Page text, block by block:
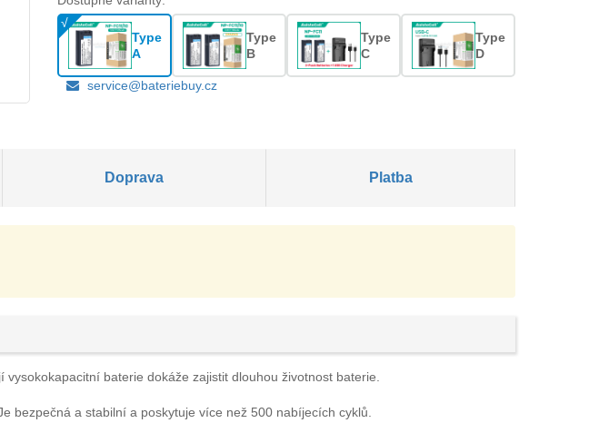
Type
A
Type
B
Type
C
Type
D
service@bateriebuy.cz
Doprava Platba
baterie dokáže zajistit dlouhou životnost baterie.
bezpečná a stabilní a poskytuje více než 500 nabíjecích cyklů.